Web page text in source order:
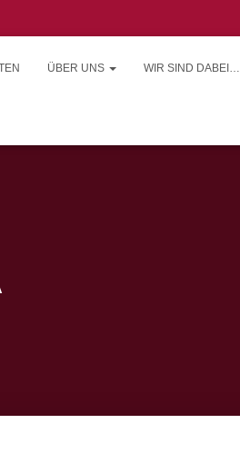
ÜBER UNS WIR SIND DABEI…